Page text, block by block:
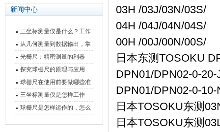
新闻中心
三坐标测量仪是什么？工作
原理、分类与核心功能一次
讲清
从几何测量到数据输出，掌
握万濠影像测量仪的六大核
心能力
光栅尺：精密测量的利器
探究球栅尺的原理与应用
球栅尺在使用前要做哪些准
备工作？
三坐标测量仪是怎样工作
的，功能有什么优势？
球栅尺是怎样运作的，怎么
03H /03J/03N/03S/
04H /04J/04N/04S/
00H /00J/00N/00S/
日本东测TOSOKU
DPN01/DPN02-0-
DPN01/DPN02-0-
日本TOSOKU东测
日本TOSOKU东测